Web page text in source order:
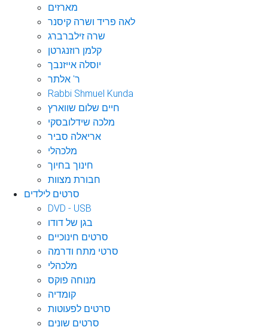
מארזים
לאה פריד ושרה קיסנר
שרה זילברברג
קלמן רוזנגרטן
יוסלה אייזנבך
ר' אלתר
Rabbi Shmuel Kunda
חיים שלום שווארץ
מלכה שידלובסקי
אריאלה סביר
מלכהלי
חינוך בחיוך
חבורת מצוות
סרטים לילדים
DVD - USB
בגן של דודו
סרטים חינוכיים
סרטי מתח ודרמה
מלכהלי
מנוחה פוקס
קומדיה
סרטים לפעוטות
סרטים שונים